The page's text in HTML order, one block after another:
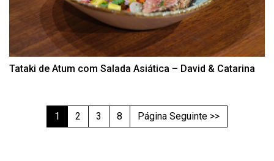
Tataki de Atum com Salada Asiática – David & Catarina
1 2 3 8 Página Seguinte >>